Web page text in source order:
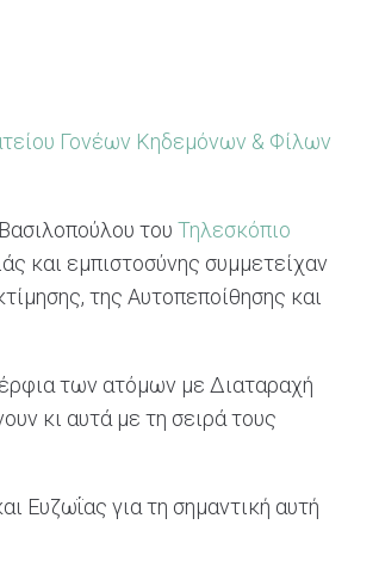
Γονέων Κηδεμόνων & Φίλων
του Τηλεσκόπιο
και εμπιστοσύνης συμμετείχαν
της Αυτοπεποίθησης και
των ατόμων με Διαταραχή
κι αυτά με τη σειρά τους
Ευζωΐας για τη σημαντική αυτή